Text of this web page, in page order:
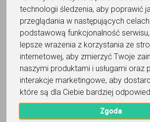
technologii śledzenia, aby poprawić
przeglądania w następujących
podstawową funkcjonalność serwisu,
lepsze wrażenia z korzystania ze
internetowej, aby zmierzyć Twoje
naszymi produktami i usługami oraz
interakcje marketingowe, aby
które są dla Ciebie bardziej
Zgoda
Oznacz wystąpienie kontaktu
AKADEMIA EDUKACJI IQ
Wyślij wiadomość